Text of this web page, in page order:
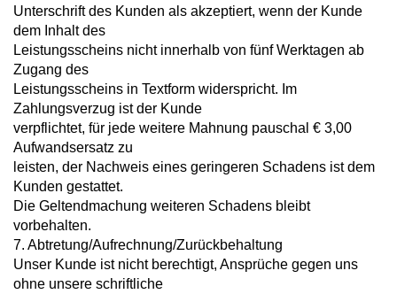
Unterschrift des Kunden als akzeptiert, wenn der Kunde
dem Inhalt des
Leistungsscheins nicht innerhalb von fünf Werktagen ab
Zugang des
Leistungsscheins in Textform widerspricht. Im
Zahlungsverzug ist der Kunde
verpflichtet, für jede weitere Mahnung pauschal € 3,00
Aufwandsersatz zu
leisten, der Nachweis eines geringeren Schadens ist dem
Kunden gestattet.
Die Geltendmachung weiteren Schadens bleibt
vorbehalten.
7. Abtretung/Aufrechnung/Zurückbehaltung
Unser Kunde ist nicht berechtigt, Ansprüche gegen uns
ohne unsere schriftliche